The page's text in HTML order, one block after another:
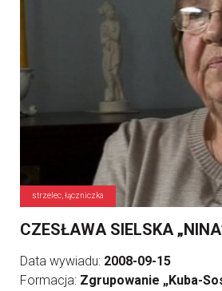
strzelec, łączniczka
CZESŁAWA SIELSKA
Data wywiadu: 2008-09-15
Formacja: Zgrupowanie „Kuba-